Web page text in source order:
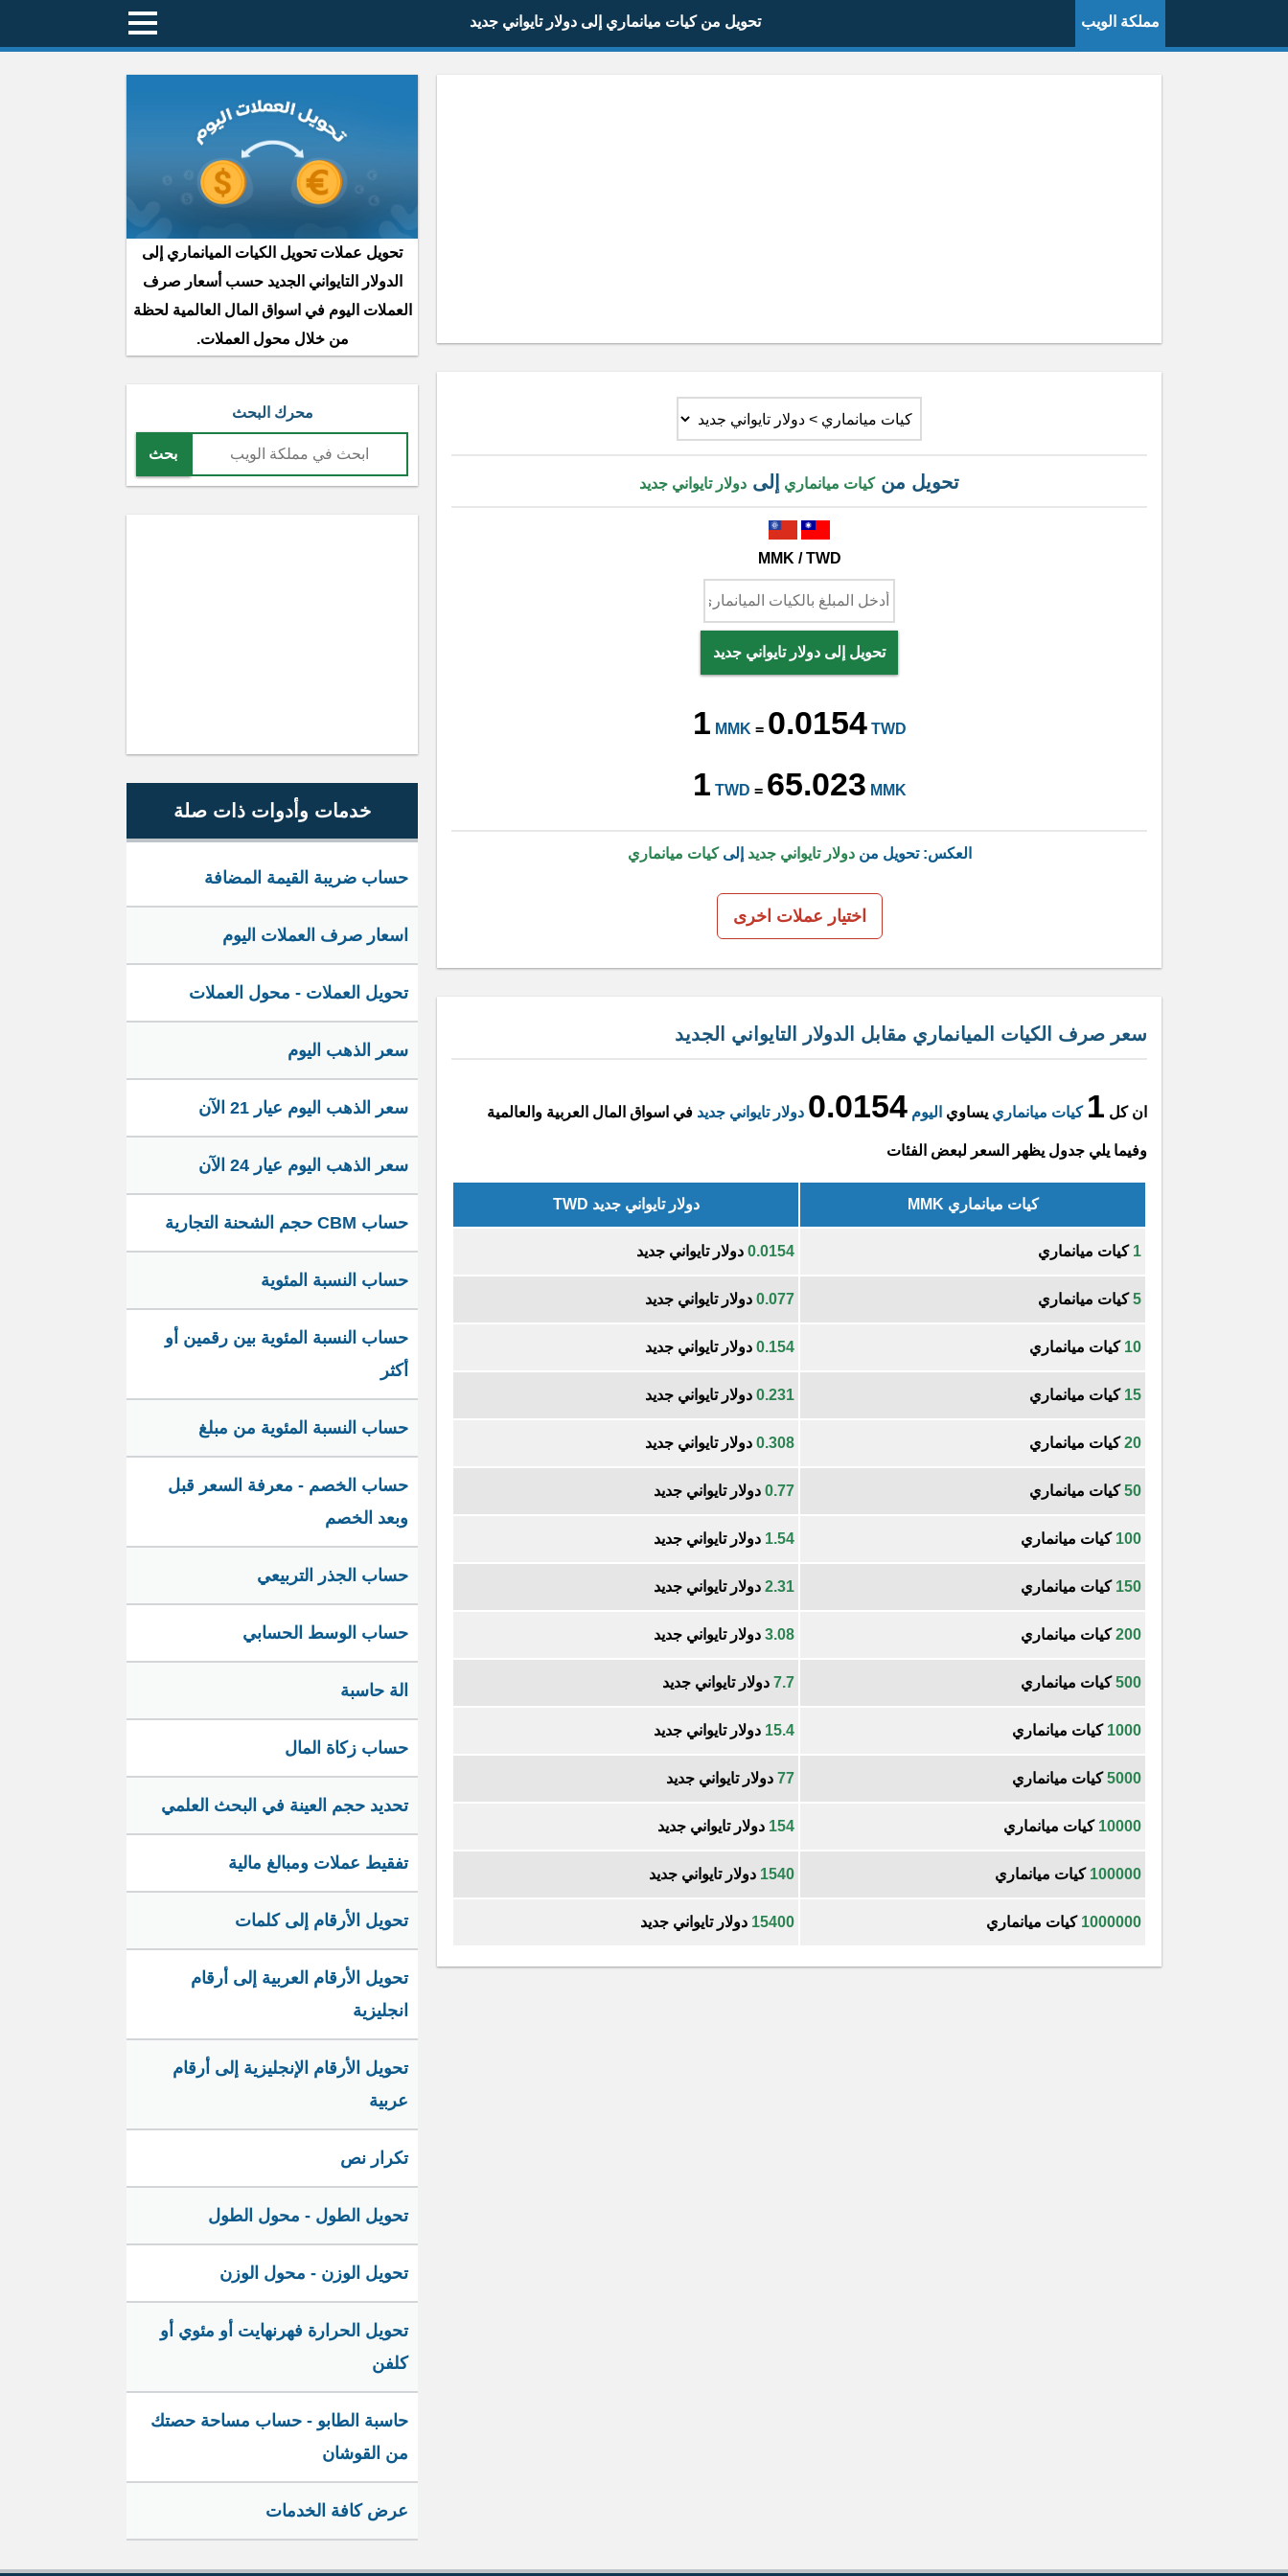
مملكة الويب تحويل من كيات ميانماري إلى دولار تايواني جديد
تحويل منكيات ميانماري إلى دولار تايواني جديد
MMK / TWD
تحويل إلى دولار تايواني جديد
1 MMK = 0.0154 TWD
1 TWD = 65.023 MMK
العكس: تحويل مندولار تايواني جديد إلىكيات ميانماري
اختيار عملات اخرى
سعر صرف الكيات الميانماري مقابل الدولار التايواني الجديد
ان كل 1 كيات ميانماري يساوي اليوم 0.0154 دولار تايواني جديد في اسواق المال العربية والعالمية
وفيما يلي جدول يظهر السعر لبعض الفئات
كيات ميانماري MMK دولار تايواني جديد TWD
1 كيات ميانماري 0.0154 دولار تايواني جديد
5كيات ميانماري 0.077 دولار تايواني جديد
10 كيات ميانماري 0.154 دولار تايواني جديد
15 كيات ميانماري 0.231 دولار تايواني جديد
20كيات ميانماري 0.308 دولار تايواني جديد
50كيات ميانماري 0.77 دولار تايواني جديد
100 كيات ميانماري 1.54 دولار تايواني جديد
150 كيات ميانماري 2.31 دولار تايواني جديد
200كيات ميانماري 3.08 دولار تايواني جديد
500كيات ميانماري 7.7 دولار تايواني جديد
1000 كيات ميانماري 15.4 دولار تايواني جديد
5000كيات ميانماري 77 دولار تايواني جديد
10000 كيات ميانماري 154 دولار تايواني جديد
100000 كيات ميانماري 1540 دولار تايواني جديد
1000000 كيات ميانماري 15400 دولار تايواني جديد
تحويل عملات تحويل الكيات الميانماري إلى
الدولار التايواني الجديد حسب أسعار صرف
العملات اليوم في اسواق المال العالمية لحظة
من خلال محول العملات.
محرك البحث
بحث
خدمات وأدوات ذات صلة
حساب ضريبة القيمة المضافة
اسعار صرف العملات اليوم
تحويل العملات - محول العملات
سعر الذهب اليوم
سعر الذهب اليوم عيار 21 الآن
سعر الذهب اليوم عيار 24 الآن
حساب CBM حجم الشحنة التجارية
حساب النسبة المئوية
حساب النسبة المئوية بين رقمين أو
أكثر
حساب النسبة المئوية من مبلغ
حساب الخصم - معرفة السعر قبل
وبعد الخصم
حساب الجذر التربيعي
حساب الوسط الحسابي
الة حاسبة
حساب زكاة المال
تحديد حجم العينة في البحث العلمي
تفقيط عملات ومبالغ مالية
تحويل الأرقام إلى كلمات
تحويل الأرقام العربية إلى أرقام
انجليزية
تحويل الأرقام الإنجليزية إلى أرقام
عربية
تكرار نص
تحويل الطول - محول الطول
تحويل الوزن - محول الوزن
تحويل الحرارة فهرنهايت أو مئوي أو
كلفن
حاسبة الطابو - حساب مساحة حصتك
من القوشان
عرض كافة الخدمات